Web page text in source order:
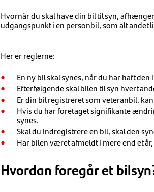
Hvornår du skal have din bil til syn,
udgangspunkt i en personbil, som alt andet
Her er reglerne:
En ny bil skal synes, når du har haft den
Efterfølgende skal bilen til syn hvert
Er din bil registreret som veteranbil,
Hvis du har foretaget signifikante
synes.
Skal du indregistrere en bil, skal den
Har bilen været afmeldt i mere end et
Hvordan foregår et